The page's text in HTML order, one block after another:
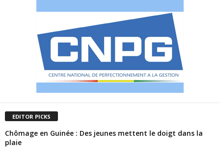
EDITOR PICKS
Chômage en Guinée : Des jeunes mettent le doigt dans la
plaie